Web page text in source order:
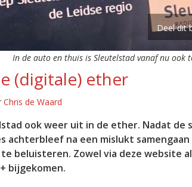
Deel
In de auto en thuis is Sleutelstad vanaf nu ook
(digitale) ether
Chris de Waard
ook weer uit in de ether. Nadat de
achterbleef na een mislukt
beluisteren. Zowel via deze website
bijgekomen.